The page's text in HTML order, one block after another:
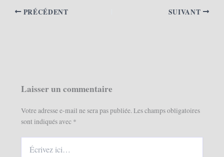
PRÉCÉDENT SUIVANT
Laisser un commentaire
Votre adresse e-mail ne sera pas publiée.Les champs obligatoires
sont indiqués avec *
ici…